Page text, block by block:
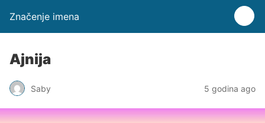
Značenje imena
Ajnija
Saby 5 godina ago